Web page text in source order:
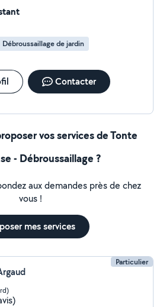
Je réalise notamment : Placo
de cuisine Pose de parquet Tonte
très bien outillé et propose des
Débroussaillage de jardin
Contacter
vos services de Tonte
- Débroussaillage ?
aux demandes près de chez
vous !
mes services
Particulier